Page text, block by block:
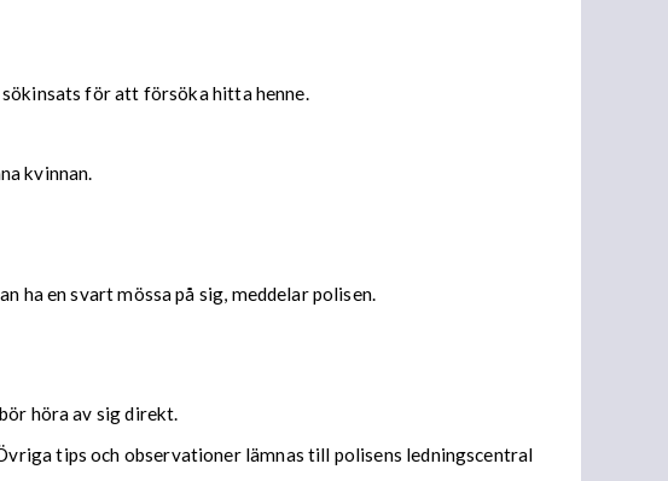
för att försöka hitta henne.
kvinnan.
en svart mössa på sig, meddelar polisen.
höra av sig direkt.
tips och observationer lämnas till polisens ledningscentral